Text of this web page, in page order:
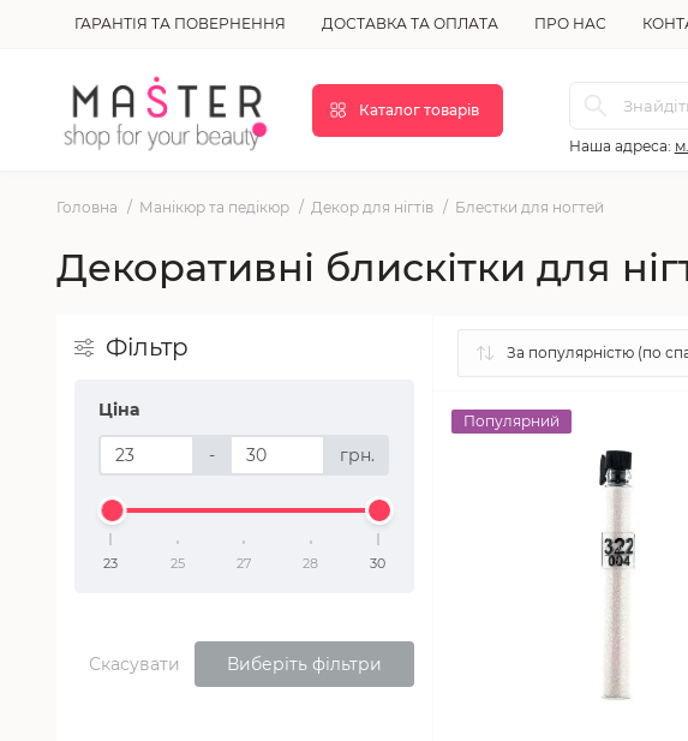
ГАРАНТІЯ ТА ПОВЕРНЕННЯ ДОСТАВКА ТА ОПЛАТА ПРО НАС
Каталог товарів
Наша адреса:
Головна Манікюр та педікюр Декор для нігтів Блестки для ногтей
Декоративні блискітки для
Фільтр
Ціна
- грн.
23 25 27 28 30
Скасувати Виберіть фільтри
Популярний